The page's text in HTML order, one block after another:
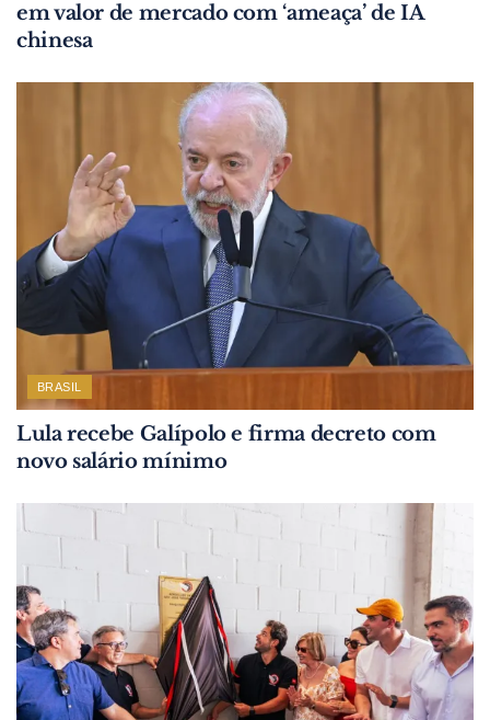
em valor de mercado com ‘ameaça’ de IA
chinesa
BRASIL
Lula recebe Galípolo e firma decreto com
novo salário mínimo